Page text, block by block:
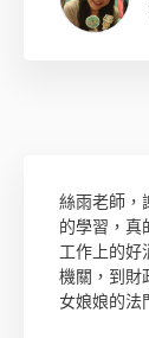
絲雨老師，
的學習，真
工作上的
機關，到財
女娘娘的法